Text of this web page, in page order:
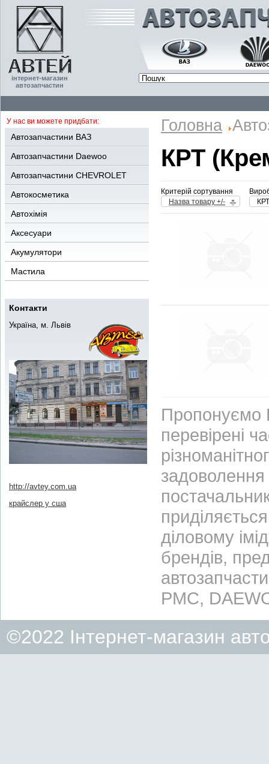
інтернет-магазин
автозапчастин
У нас ви можете придбати:
Автозапчастини ВАЗ
Автозапчастини Daewoo
Автозапчастини CHEVROLET
Автокосметика
Автохімія
Аксесуари
Акумулятори
Мастила
Контакти
Україна, м. Львів
http://avtey.com.ua
крайслер у сша
Головна
КРТ
Критерій сортування
Назва товару +/-
Пропонуємо
перевірені
діловому
брендів,
PMC,
©2022 Інтернет-магазин